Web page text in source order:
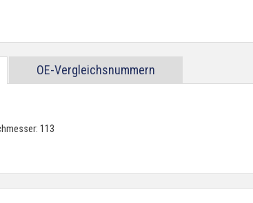
OE-Vergleichsnummern
113